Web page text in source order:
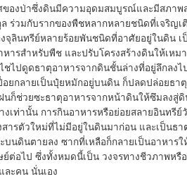
ของป่าซึ่งดินมีความอุดมสมบูรณ์และมีสภา
ล ร่วมกับรากของพืชหลากหลายชนิดที่เจริญ
จุลินทรีย์หลายร้อยพันชนิดที่อาศัยอยู่ในดิน เ
หารสำหรับพืช และปรับโครงสร้างดินให้เห
ชไปดูดธาตุอาหารจากดินชั้นล่างที่อยู่ลึกลง
อยกลายเป็นปุ๋ยหมักอยู่บนดิน ก็ปลดปล่อยธ
นก็ช่วยซะธาตุอาหารจากหน้าดินให้ซึมลงสู่
งเท่านั้น การกินอาหารหรือย่อยสลายอินทรี
สารตัวใหม่ที่ไม่มีอยู่ในดินมาก่อน และเป็นธ
บนดินตายลง ซากที่เหลือก็กลายเป็นอาหาร
ต่อไป ซึ่งทั้งหมดนี้เป็น วงจรทางชีวภาพห
ะคน นั่นเอง